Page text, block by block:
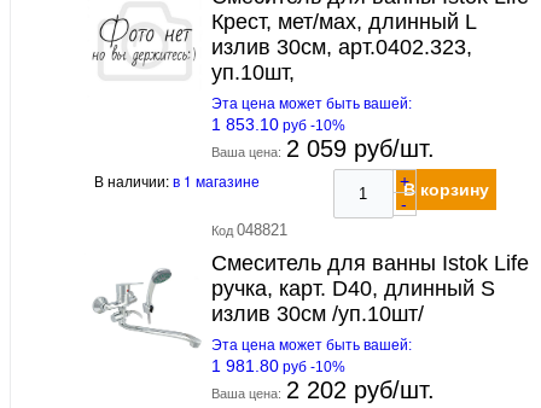
Крест, мет/мах, длинный L
излив 30см, арт.0402.323,
уп.10шт,
Эта цена может быть вашей:
1 853.10 руб -10%
Ваша цена: 2 059 руб/шт.
В наличии:в 1 магазине
+
-
В корзину
Код 048821
Смеситель для ванны Istok Life
ручка, карт. D40, длинный S
излив 30см /уп.10шт/
Эта цена может быть вашей:
1 981.80 руб -10%
Ваша цена: 2 202 руб/шт.